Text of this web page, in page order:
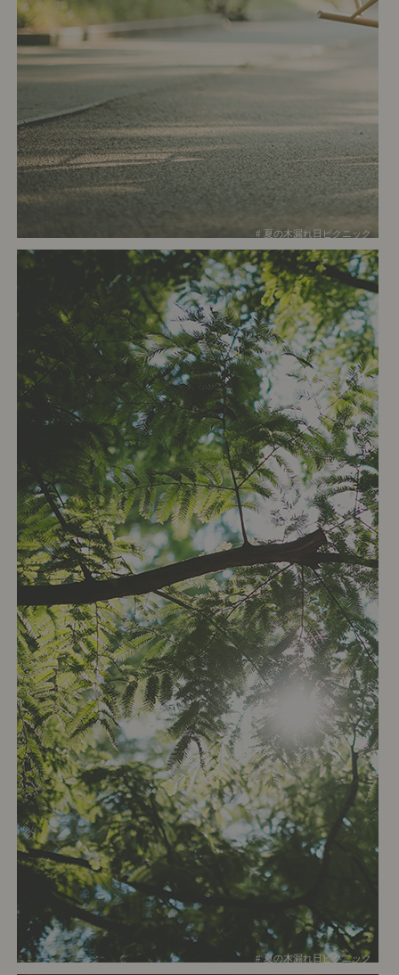
# 夏の木漏れ日ピクニック
# 夏の木漏れ日ピクニック